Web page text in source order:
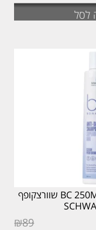
לסל
שמפו נגד קשקשים BC 250ML שוורצקופף
₪89